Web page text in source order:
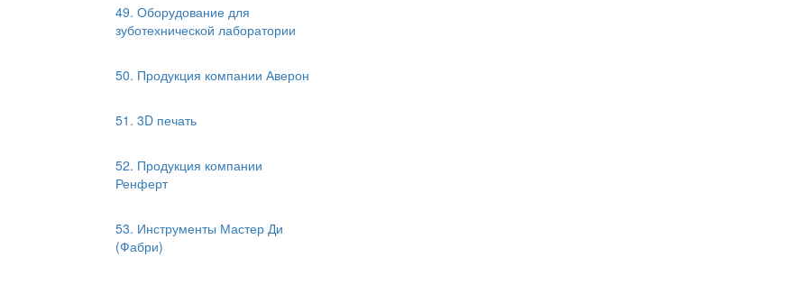
49. Оборудование для
зуботехнической лаборатории
50. Продукция компании Аверон
51. 3D печать
52. Продукция компании
Ренферт
53. Инструменты Мастер Ди
(Фабри)